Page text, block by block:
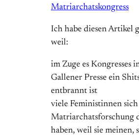
Matriarchatskongress
Ich habe diesen Artikel
weil:
im Zuge es Kongresses
Gallener Presse ein
entbrannt ist
viele Feministinnen
Matriarchatsforschung
haben, weil sie meinen,